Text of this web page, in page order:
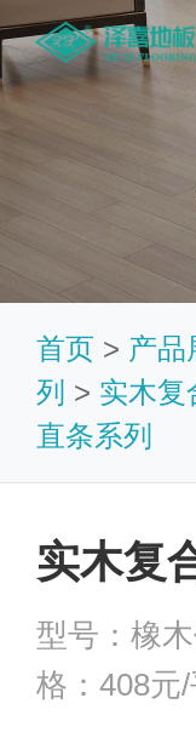
首页 > 产品
列 > 实木复
直条系列
实木复
型号：橡
格：408元